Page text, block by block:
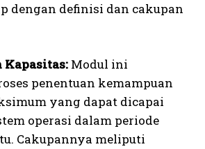
dengan definisi dan cakupan
Kapasitas: Modul ini
penentuan kemampuan
yang dapat dicapai
operasi dalam periode
Cakupannya meliputi